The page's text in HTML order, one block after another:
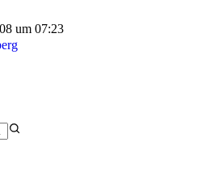
um 07:23